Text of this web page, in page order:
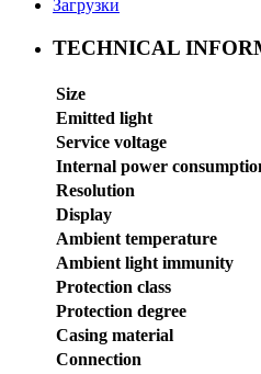
Загрузки
TECHNICAL
Size
Emitted light
Service voltage
Internal power
Resolution
Display
Ambient temperature
Ambient light immunity
Protection class
Protection degree
Casing material
Connection